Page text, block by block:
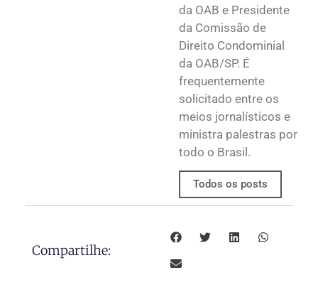
da OAB e Presidente
da Comissão de
Direito Condominial
da OAB/SP. É
frequentemente
solicitado entre os
meios jornalísticos e
ministra palestras por
todo o Brasil.
Todos os posts
Compartilhe: